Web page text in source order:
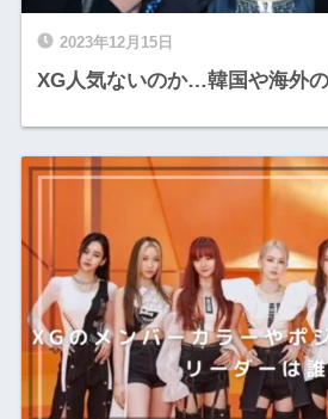
2023年12月15日
XG人気ないのか…韓国や海外